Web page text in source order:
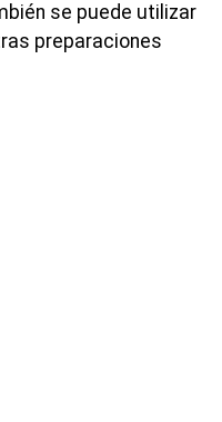
se puede utilizar
preparaciones